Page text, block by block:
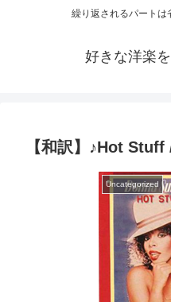
繰り返されるパートは
好きな洋楽
【和訳】♪Hot
Uncategorized